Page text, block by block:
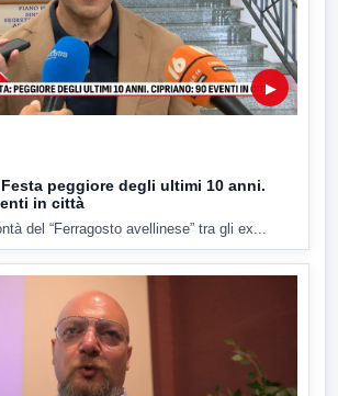
▶
peggiore degli ultimi 10 anni.
in città
del “Ferragosto avellinese” tra gli ex...